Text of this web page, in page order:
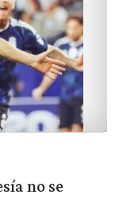
no se